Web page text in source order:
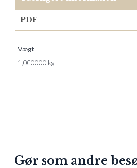
PDF
Vægt
1,000000 kg
Gør som andre